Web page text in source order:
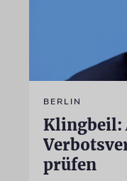
BERLIN
Klingbeil:
prüfen